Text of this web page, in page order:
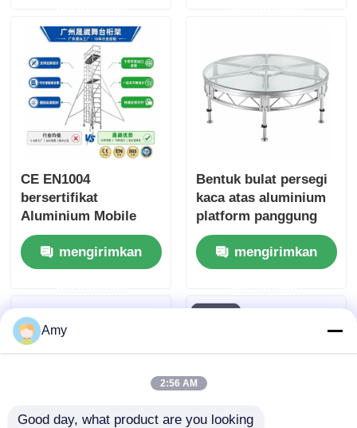
CE EN1004
bersertifikat
Aluminium Mobile
Scaffold Tower
dengan 6061-T6
Aluminium Alloy dan
disesuaikan 6-12m
mengirimkan
Bentuk bulat persegi
kaca atas aluminium
platform panggung
DJ portabel yang bisa
dilepas untuk acara
mengirimkan
Amy
2:56 AM
Good day, what product are you looking